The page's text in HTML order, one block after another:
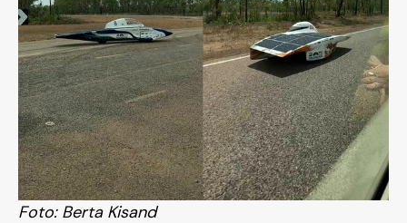
Foto: Berta Kisand